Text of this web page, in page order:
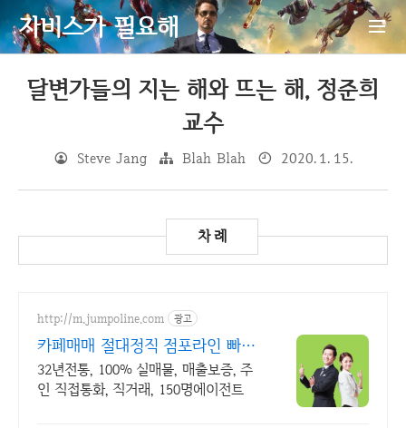
자비스가 필요해
달변가들의 지는 해와 뜨는 해, 정준희
교수
Steve Jang Blah Blah 2020. 1. 15.
http://m.jumpoline.com 광고
카페매매 절대정직 점포라인 빠른
직거래 & 안전중개거래
32년전통, 100% 실매물, 매출보증, 주
인 직접통화, 직거래, 150명에이전트